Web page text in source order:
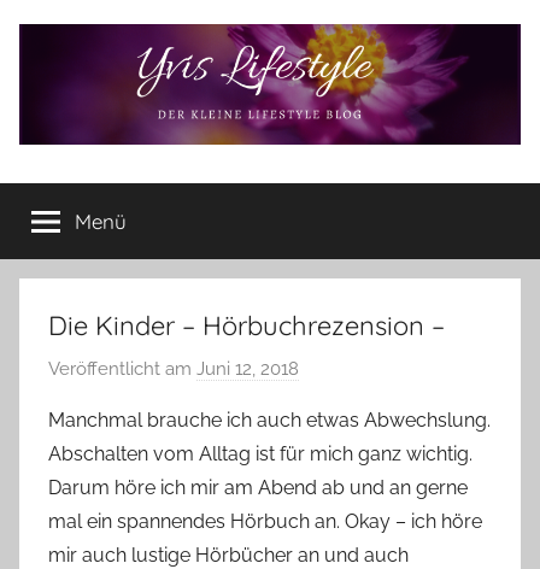
Yvis
Lifestyle
Lifestyle
Blog
–
Lifestyle,
Rezensionen,
Produkttests
vieles
mehr
Menü
Die Kinder – Hörbuchrezension –
Veröffentlicht am Juni 12, 2018
n
Y
v
o
n
Manchmal brauche ich auch etwas Abwechslung.
Abschalten vom Alltag ist für mich ganz wichtig.
Darum höre ich mir am Abend ab und an gerne
mal ein spannendes Hörbuch an. Okay – ich höre
mir auch lustige Hörbücher an und auch